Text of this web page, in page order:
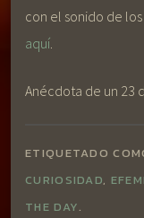
con el sonido de
aquí.
Anécdota de un 23
ETIQUETADO
CURIOSIDAD,
THE DAY.